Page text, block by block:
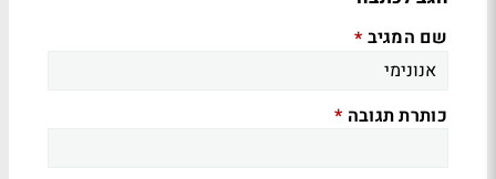
שם המגיב *
כותרת תגובה *